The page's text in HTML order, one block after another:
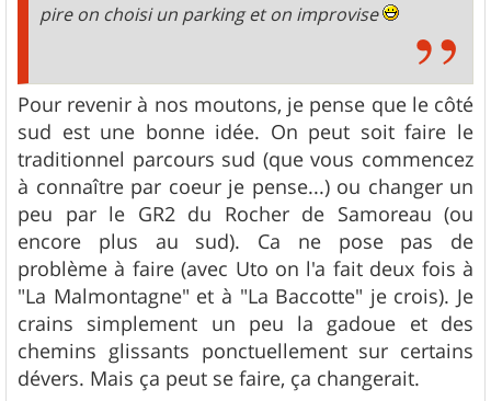
pire on choisi un parking et on improvise
Pour revenir à nos moutons, je pense que le côté
sud est une bonne idée. On peut soit faire le
traditionnel parcours sud (que vous commencez
à connaître par coeur je pense...) ou changer un
peu par le GR2 du Rocher de Samoreau (ou
encore plus au sud). Ca ne pose pas de
problème à faire (avec Uto on l'a fait deux fois à
"La Malmontagne" et à "La Baccotte" je crois). Je
crains simplement un peu la gadoue et des
chemins glissants ponctuellement sur certains
dévers. Mais ça peut se faire, ça changerait.